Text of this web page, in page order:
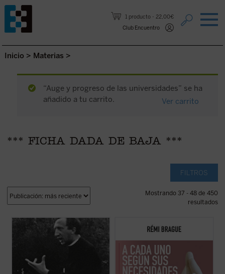
1 producto
22,00€
Club Encuentro
Saltar al contenido.
Inicio > Materias >
“Auge y progreso de las universidades” se ha
añadido a tu carrito.
Ver carrito
*** FICHA DADA DE BAJA ***
FILTROS
Mostrando 37 - 48 de 450
resultados
Los textos reunidos en este libro
pertenecen a un momento delicado y
crucial de la historia de Comunión y
Liberación (CL). Se remontan a los años
experiencia nacida de don Giussani en
1954 sufrió una profunda ...
Este «pequeño tratado» es la continuación
de los estudios emblemáticos de Rémi
una sucesión de breves capítulos expone
una teoría de la Providencia divina en la que
Dios provee a todos los ...(ver ficha)